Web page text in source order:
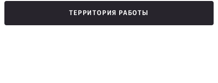
ТЕРРИТОРИЯ РАБОТЫ